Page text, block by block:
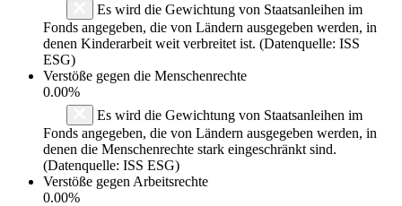
Es wird die Gewichtung von Staatsanleihen im
Fonds angegeben, die von Ländern ausgegeben werden, in
denen Kinderarbeit weit verbreitet ist. (Datenquelle: ISS
ESG)
Verstöße gegen die Menschenrechte
0.00%
Es wird die Gewichtung von Staatsanleihen im
Fonds angegeben, die von Ländern ausgegeben werden, in
denen die Menschenrechte stark eingeschränkt sind.
(Datenquelle: ISS ESG)
Verstöße gegen Arbeitsrechte
0.00%